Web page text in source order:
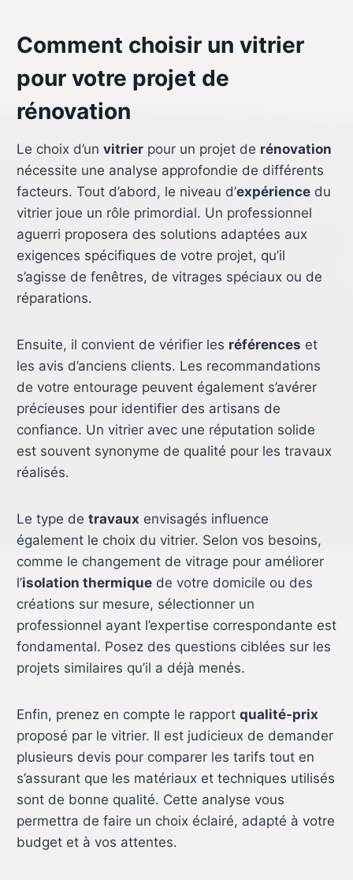
Comment choisir un vitrier
pour votre projet de
rénovation
Le choix d’un vitrierpour un projet de rénovation
nécessite une analyse approfondie de différents
facteurs. Tout d’abord, le niveau d’expériencedu
vitrier joue un rôle primordial. Un professionnel
aguerri proposera des solutions adaptées aux
exigences spécifiques de votre projet, qu’il
s’agisse de fenêtres, de vitrages spéciaux ou de
réparations.
Ensuite, il convient de vérifier les références et
les avis d’anciens clients. Les recommandations
de votre entourage peuvent également s’avérer
précieuses pour identifier des artisans de
confiance. Un vitrier avec une réputation solide
est souvent synonyme de qualité pour les travaux
réalisés.
Le type de travaux envisagés influence
également le choix du vitrier. Selon vos besoins,
comme le changement de vitrage pour améliorer
l’isolation thermiquede votre domicile ou des
créations sur mesure, sélectionner un
professionnel ayant l’expertise correspondante est
fondamental. Posez des questions ciblées sur les
projets similaires qu’il a déjà menés.
Enfin, prenez en compte le rapport qualité-prix
proposé par le vitrier. Il est judicieux de demander
plusieurs devis pour comparer les tarifs tout en
s’assurant que les matériaux et techniques utilisés
sont de bonne qualité. Cette analyse vous
permettra de faire un choix éclairé, adapté à votre
budget et à vos attentes.